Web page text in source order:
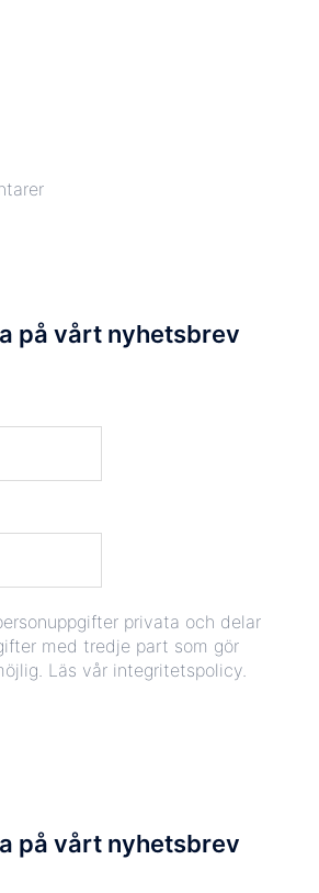
på vårt nyhetsbrev
privata och delar
med tredje part som gör
Läs vår integritetspolicy.
på vårt nyhetsbrev